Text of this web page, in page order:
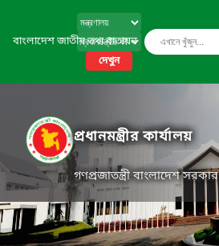
বাংলাদেশ জাতীয় তথ্য বাতায়ন
দেখুন
প্রধানমন্ত্রীর কার্যালয়
গণপ্রজাতন্ত্রী বাংলাদেশ সরকার